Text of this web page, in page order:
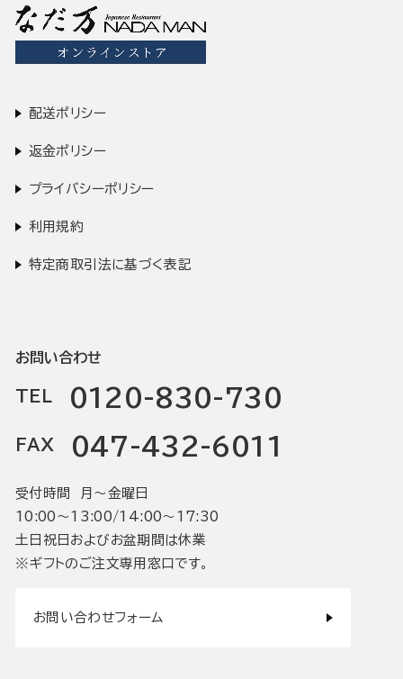
配送ポリシー
返金ポリシー
プライバシーポリシー
利用規約
特定商取引法に基づく表記
お問い合わせ
TEL 0120-830-730
FAX 047-432-6011
受付時間 月〜金曜日
10:00〜13:00/14:00〜17:30
土日祝日およびお盆期間は休業
※ギフトのご注文専用窓口です。
お問い合わせフォーム